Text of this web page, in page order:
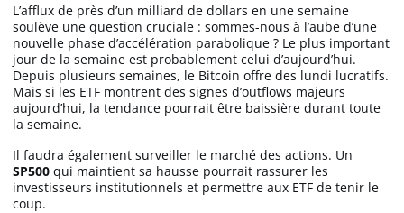
L’afflux de près d’un milliard de dollars en une semaine
soulève une question cruciale : sommes-nous à l’aube d’une
nouvelle phase d’accélération parabolique ? Le plus important
jour de la semaine est probablement celui d’aujourd’hui.
Depuis plusieurs semaines, le Bitcoin offre des lundi lucratifs.
Mais si les ETF montrent des signes d’outflows majeurs
aujourd’hui, la tendance pourrait être baissière durant toute
la semaine.
Il faudra également surveiller le marché des actions. Un
SP500 qui maintient sa hausse pourrait rassurer les
investisseurs institutionnels et permettre aux ETF de tenir le
coup.